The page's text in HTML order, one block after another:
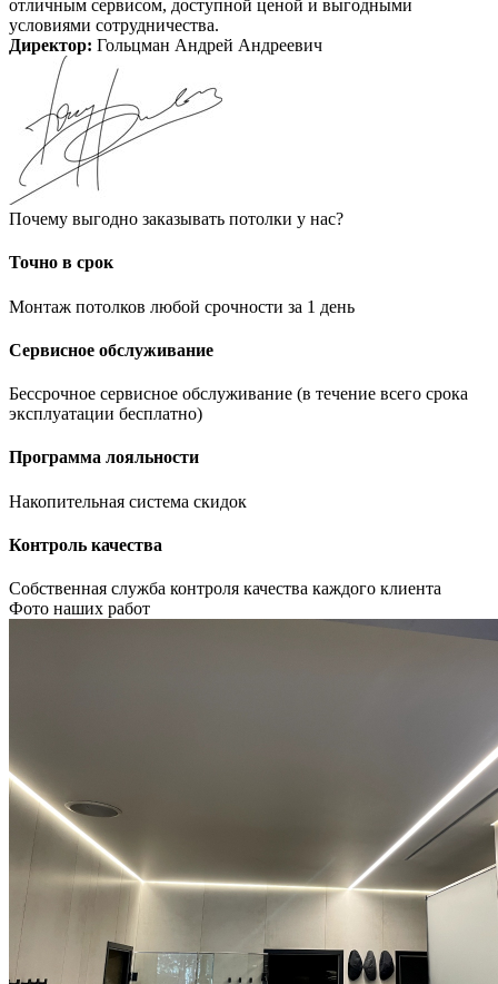
отличным сервисом, доступной ценой и выгодными
условиями сотрудничества.
Директор: Гольцман Андрей Андреевич
Почему выгодно заказывать потолки у нас?
Точно в срок
Монтаж потолков любой срочности за 1 день
Сервисное обслуживание
Бессрочное сервисное обслуживание (в течение всего срока
эксплуатации бесплатно)
Программа лояльности
Накопительная система скидок
Контроль качества
Собственная служба контроля качества каждого клиента
Фото наших работ